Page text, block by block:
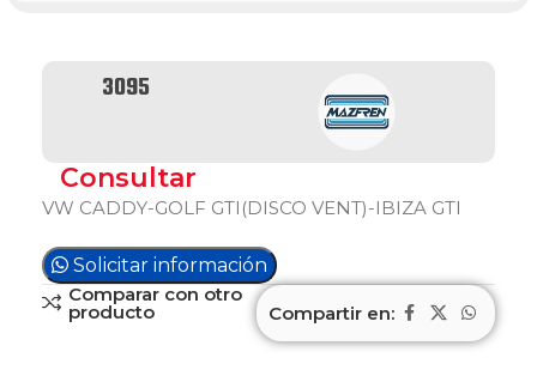
3095
Consultar
VW CADDY-GOLF GTI(DISCO VENT)-IBIZA GTI
Solicitar información
Comparar con otro
producto Compartir en: